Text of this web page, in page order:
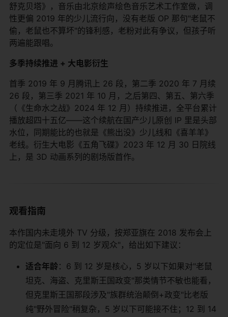
舒克贝塔》，音乐由北京绘声绘色音乐艺术工作室做，调
性更偏 2019 年的少儿流行向，没有老版 OP 那句"老鼠不
偷，老鼠也不算坏"的锋利感，老粉对此有争议，但孩子听
两遍能跟唱。
多季持续推进 + 大电影衍生
首季 2019 年 9 月腾讯上 26 段，第二季 2020 年 7 月续
26 段，第三季 2021 年 10 月，之后第四、第五、第六季
（《生命水之战》2024 年 12 月）持续推进，全平台累计
播放超四十五亿——这个续航在国产少儿原创 IP 里是头部
水位，同期能比的也就是《熊出没》少儿线和《喜羊羊》
老线。衍生大电影《五角飞碟》2023 年 12 月 30 日院线
上，是 3D 动画系列的剧场版首作。
观看指南
本作国内未走境外 TV 分级，按郑亚旗在 2018 发布会上
的定位是"面向 6 到 12 岁观众"，给出如下建议：
适合年龄：6 到 12 岁是核心，5 岁以下如果对"老鼠
坦克、海盗、克里斯王国政变"那类情节不敏也能看，
但克里斯王国那段涉及"族群统治颠倒+政变"比老版
纯"野外冒险"稍复杂，5 岁以下可能接不住；12 到 14